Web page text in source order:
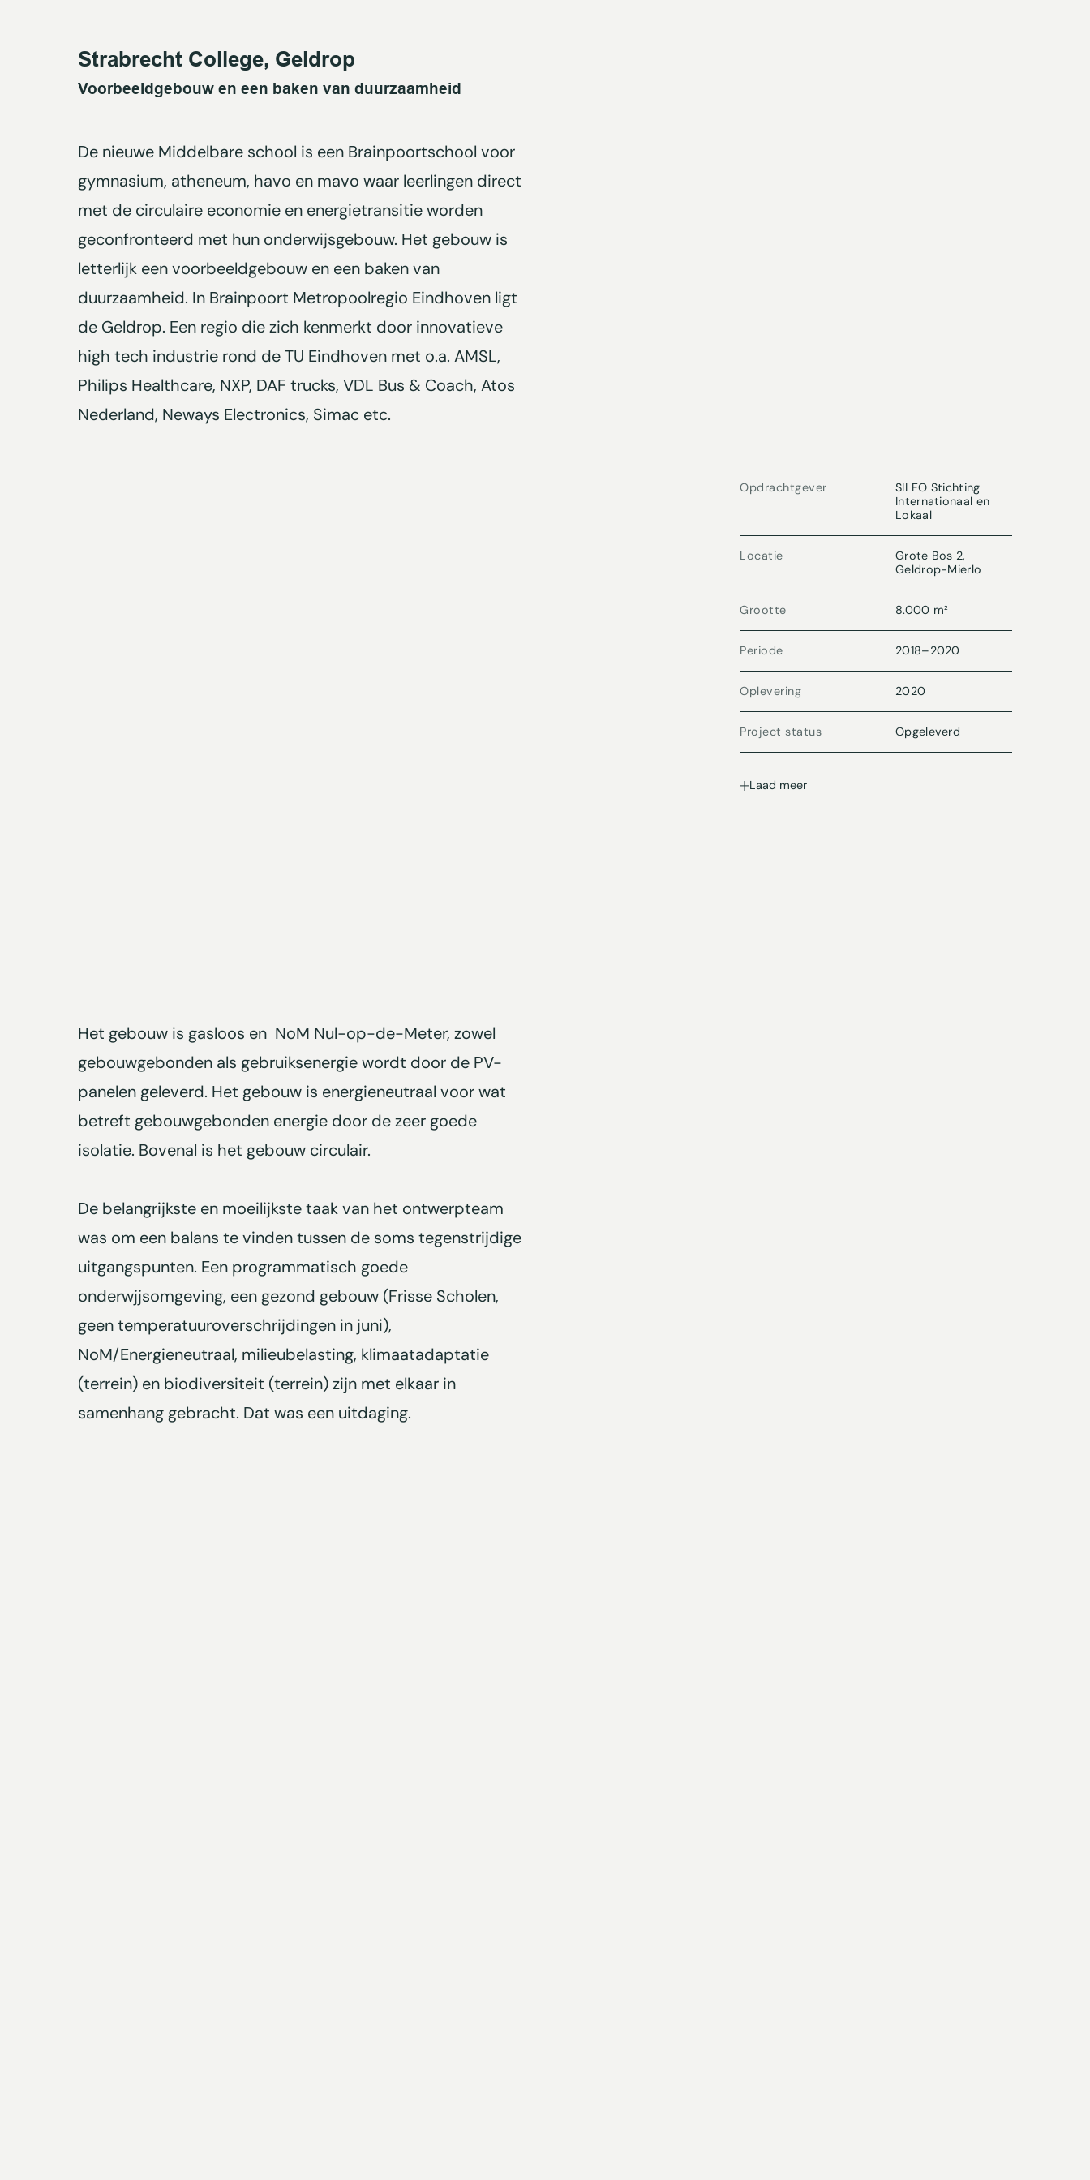
Strabrecht College, Geldrop
Voorbeeldgebouw en een baken van duurzaamheid
De nieuwe Middelbare school is een Brainpoortschool voor
gymnasium, atheneum, havo en mavo waar leerlingen direct
met de circulaire economie en energietransitie worden
geconfronteerd met hun onderwijsgebouw. Het gebouw is
letterlijk een voorbeeldgebouw en een baken van
duurzaamheid. In Brainpoort Metropoolregio Eindhoven ligt
de Geldrop. Een regio die zich kenmerkt door innovatieve
high tech industrie rond de TU Eindhoven met o.a. AMSL,
Philips Healthcare, NXP, DAF trucks, VDL Bus & Coach, Atos
Nederland, Neways Electronics, Simac etc.
Opdrachtgever
SILFO Stichting
Internationaal en
Lokaal
Locatie
Grote Bos 2,
Geldrop-Mierlo
Grootte 8.000 m²
Periode 2018–2020
Oplevering 2020
Project status Opgeleverd
Laad meer
Het gebouw is gasloos en NoM Nul-op-de-Meter, zowel
gebouwgebonden als gebruiksenergie wordt door de PV-
panelen geleverd. Het gebouw is energieneutraal voor wat
betreft gebouwgebonden energie door de zeer goede
isolatie. Bovenal is het gebouw circulair.
De belangrijkste en moeilijkste taak van het ontwerpteam
was om een balans te vinden tussen de soms tegenstrijdige
uitgangspunten. Een programmatisch goede
onderwjjsomgeving, een gezond gebouw (Frisse Scholen,
geen temperatuuroverschrijdingen in juni),
NoM/Energieneutraal, milieubelasting, klimaatadaptatie
(terrein) en biodiversiteit (terrein) zijn met elkaar in
samenhang gebracht. Dat was een uitdaging.